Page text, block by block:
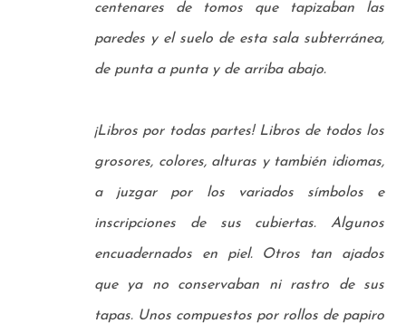
centenares de tomos que tapizaban las
paredes y el suelo de esta sala subterránea,
de punta a punta y de arriba abajo.
¡Libros por todas partes! Libros de todos los
grosores, colores, alturas y también idiomas,
a juzgar por los variados símbolos e
inscripciones de sus cubiertas. Algunos
encuadernados en piel. Otros tan ajados
que ya no conservaban ni rastro de sus
tapas. Unos compuestos por rollos de papiro